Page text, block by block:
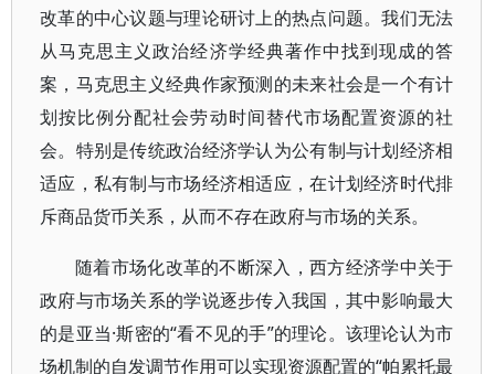
改革的中心议题与理论研讨上的热点问题。我们无法
从马克思主义政治经济学经典著作中找到现成的答
案，马克思主义经典作家预测的未来社会是一个有计
划按比例分配社会劳动时间替代市场配置资源的社
会。特别是传统政治经济学认为公有制与计划经济相
适应，私有制与市场经济相适应，在计划经济时代排
斥商品货币关系，从而不存在政府与市场的关系。
随着市场化改革的不断深入，西方经济学中关于
政府与市场关系的学说逐步传入我国，其中影响最大
的是亚当·斯密的“看不见的手”的理论。该理论认为市
场机制的自发调节作用可以实现资源配置的“帕累托最